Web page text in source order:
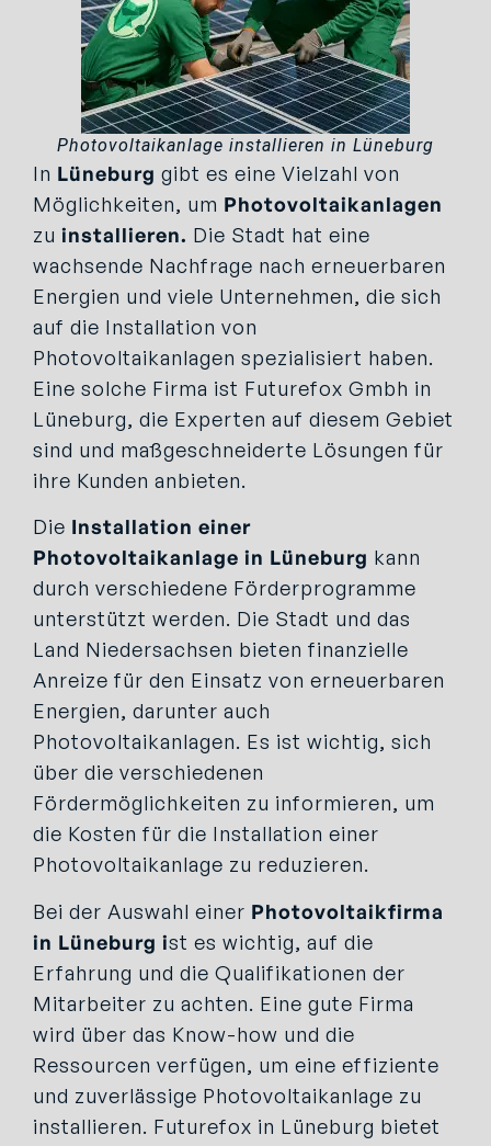
Photovoltaikanlage installieren in Lüneburg
In Lüneburg gibt es eine Vielzahl von
Möglichkeiten, um Photovoltaikanlagen
zu installieren. Die Stadt hat eine
wachsende Nachfrage nach erneuerbaren
Energien und viele Unternehmen, die sich
auf die Installation von
Photovoltaikanlagen spezialisiert haben.
Eine solche Firma ist Futurefox Gmbh in
Lüneburg, die Experten auf diesem Gebiet
sind und maßgeschneiderte Lösungen für
ihre Kunden anbieten.
Die Installation einer
Photovoltaikanlage in Lüneburg kann
durch verschiedene Förderprogramme
unterstützt werden. Die Stadt und das
Land Niedersachsen bieten finanzielle
Anreize für den Einsatz von erneuerbaren
Energien, darunter auch
Photovoltaikanlagen. Es ist wichtig, sich
über die verschiedenen
Fördermöglichkeiten zu informieren, um
die Kosten für die Installation einer
Photovoltaikanlage zu reduzieren.
Bei der Auswahl einer Photovoltaikfirma
in Lüneburg ist es wichtig, auf die
Erfahrung und die Qualifikationen der
Mitarbeiter zu achten. Eine gute Firma
wird über das Know-how und die
Ressourcen verfügen, um eine effiziente
und zuverlässige Photovoltaikanlage zu
installieren. Futurefox in Lüneburg bietet